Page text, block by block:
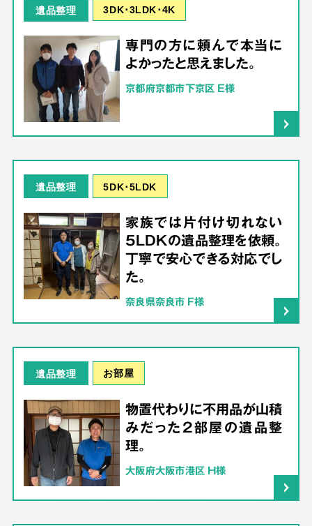
遺品整理 3DK･3LDK･4K
専門の方に頼んで本当に
よかったと思えました。
京都府京都市下京区 E様
遺品整理 5DK･5LDK
家族では片付け切れない
5LDKの遺品整理を依頼。
丁寧で安心できる対応でし
た。
奈良県奈良市 F様
遺品整理 お部屋
物置代わりに不用品が山積
みだった2部屋の遺品整
理。
大阪府大阪市港区 H様